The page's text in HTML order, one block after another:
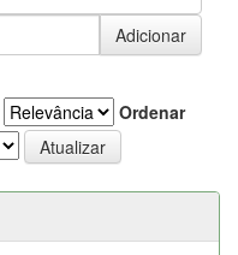
Ordenar